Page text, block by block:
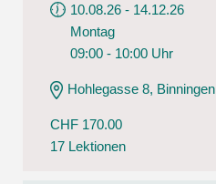
10.08.26 - 14.12.26
Montag
09:00 - 10:00 Uhr
Hohlegasse 8, Binningen
CHF 170.00
17 Lektionen